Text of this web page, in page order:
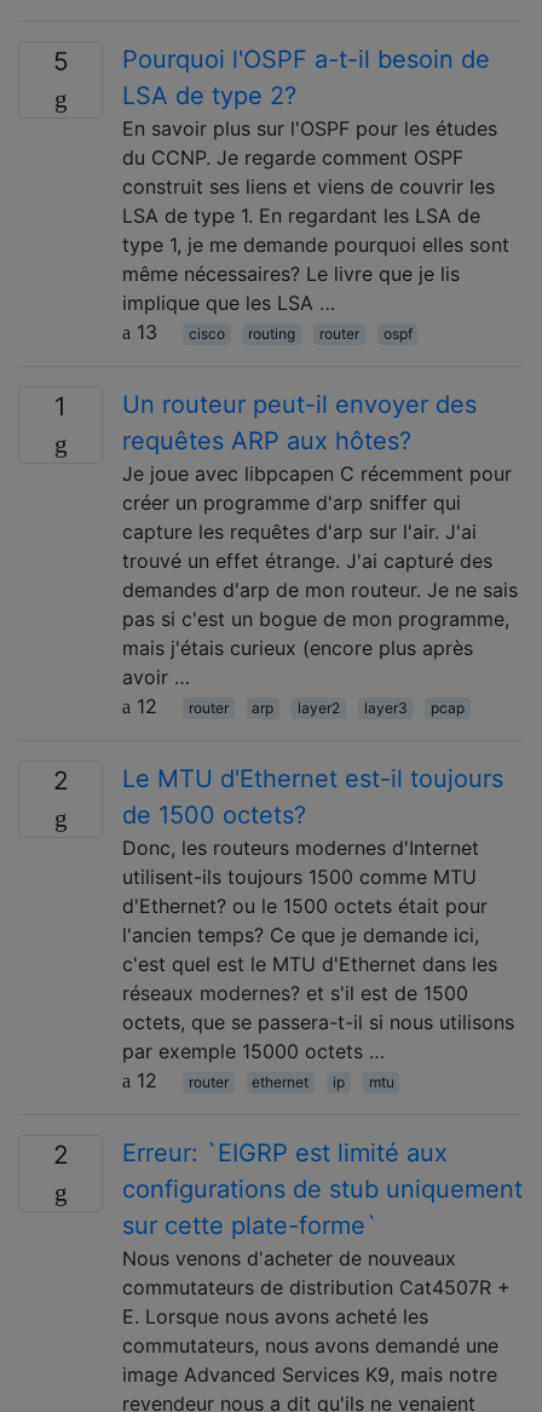
5
Pourquoi l'OSPF a-t-il besoin de
LSA de type 2?
En savoir plus sur l'OSPF pour les études
du CCNP. Je regarde comment OSPF
construit ses liens et viens de couvrir les
LSA de type 1. En regardant les LSA de
type 1, je me demande pourquoi elles sont
même nécessaires? Le livre que je lis
implique que les LSA …
13
cisco routing router ospf
1
Un routeur peut-il envoyer des
requêtes ARP aux hôtes?
Je joue avec libpcapen C récemment pour
créer un programme d'arp sniffer qui
capture les requêtes d'arp sur l'air. J'ai
trouvé un effet étrange. J'ai capturé des
demandes d'arp de mon routeur. Je ne sais
pas si c'est un bogue de mon programme,
mais j'étais curieux (encore plus après
avoir …
12
router arp layer2 layer3 pcap
2
Le MTU d'Ethernet est-il toujours
de 1500 octets?
Donc, les routeurs modernes d'Internet
utilisent-ils toujours 1500 comme MTU
d'Ethernet? ou le 1500 octets était pour
l'ancien temps? Ce que je demande ici,
c'est quel est le MTU d'Ethernet dans les
réseaux modernes? et s'il est de 1500
octets, que se passera-t-il si nous utilisons
par exemple 15000 octets …
12
router ethernet ip mtu
2
Erreur: `EIGRP est limité aux
configurations de stub uniquement
sur cette plate-forme`
Nous venons d'acheter de nouveaux
commutateurs de distribution Cat4507R +
E. Lorsque nous avons acheté les
commutateurs, nous avons demandé une
image Advanced Services K9, mais notre
revendeur nous a dit qu'ils ne venaient